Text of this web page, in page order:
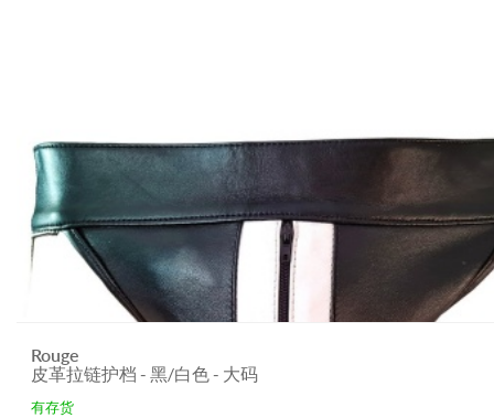
Rouge
皮革拉链护档 - 黑/白色 - 大码
有存货